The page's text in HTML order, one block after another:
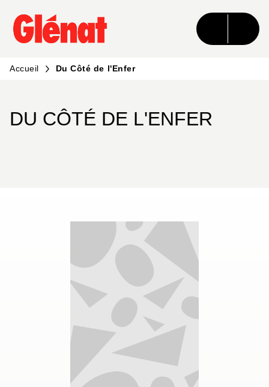
MENU RECHERCHE CONTENU
PIED DE PAGE
Accueil Du Côté de l'Enfer
DU CÔTÉ DE L'ENFER